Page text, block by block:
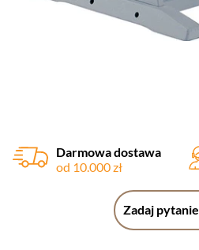
Darmowa dostawa
od 10.000 zł
Zadaj pytanie